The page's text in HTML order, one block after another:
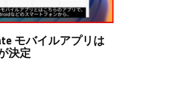
モバイルアプリは
決定